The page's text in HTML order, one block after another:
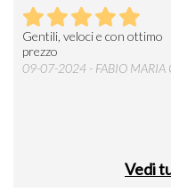
Gentili, veloci e con ottimo
prezzo
09-07-2024 - FABIO MARIA
Vedi